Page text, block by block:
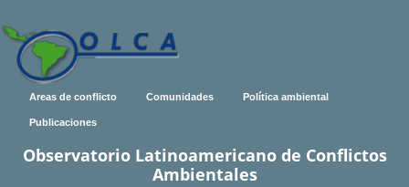
Areas de conflicto Comunidades Política ambiental
Publicaciones
Observatorio Latinoamericano de Conflictos
Ambientales